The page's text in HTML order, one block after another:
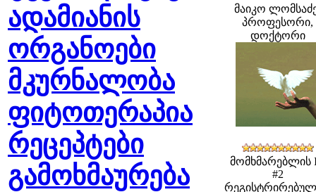
ადამიანის
ორგანოები
მკურნალობა
ფიტოთერაპია
რეცეპტები
გამოხმაურება
მაიკო
პროფესორი,
დოქტორი
მომხმარებლის
#2